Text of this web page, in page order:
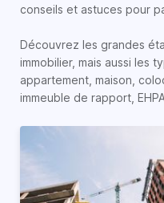
conseils et astuces pour
Découvrez les grandes
immobilier, mais aussi les
appartement, maison,
immeuble de rapport,